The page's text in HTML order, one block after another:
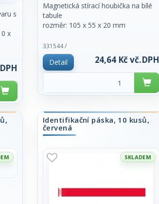
s
x
v
za
Magnetická stírací houbička na bílé
tabule
rozměr: 105 x 55 x 20 mm
cena za 1 kus
331544 /
Detail 24,64 Kč vč.DPH
Identifikační páska, 10 kusů,
červená
SKLADEM